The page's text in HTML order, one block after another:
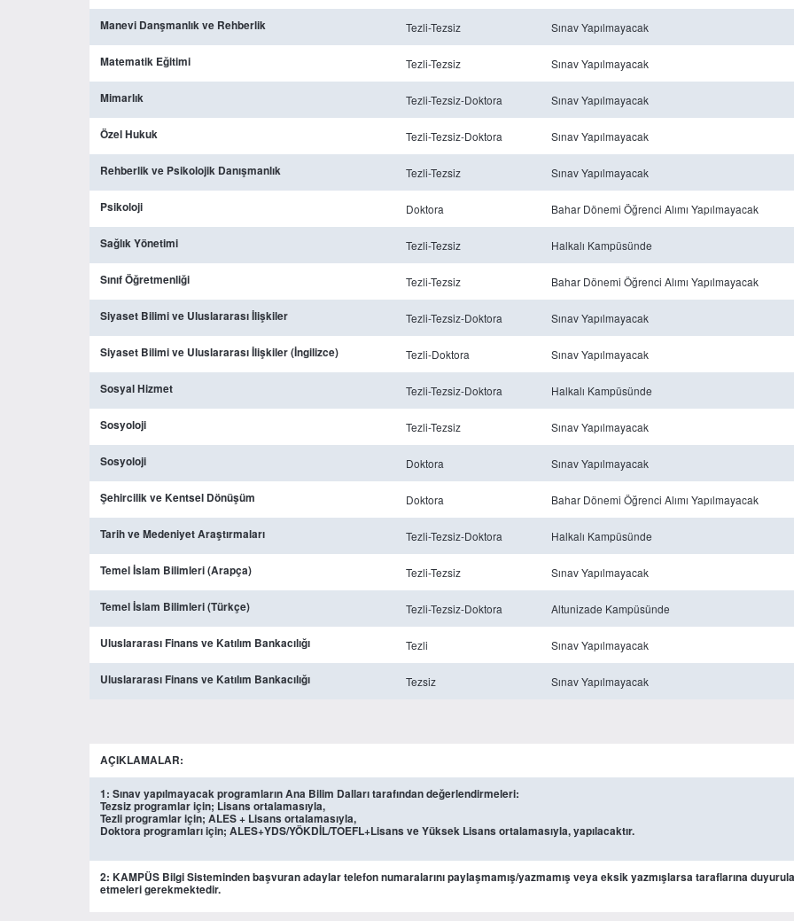
Manevi Danşmanlık ve Rehberlik Tezli-Tezsiz Sınav Yapılmayacak
Matematik Eğitimi Tezli-Tezsiz Sınav Yapılmayacak
Mimarlık Tezli-Tezsiz-Doktora Sınav Yapılmayacak
Özel Hukuk Tezli-Tezsiz-Doktora Sınav Yapılmayacak
Rehberlik ve Psikolojik Danışmanlık Tezli-Tezsiz Sınav Yapılmayacak
Psikoloji Doktora Bahar Dönemi Öğrenci Alımı Yapılmayacak
Sağlık Yönetimi Tezli-Tezsiz Halkalı Kampüsünde
Sınıf Öğretmenliği Tezli-Tezsiz Bahar Dönemi Öğrenci Alımı Yapılmayacak
Siyaset Bilimi ve Uluslararası İlişkiler Tezli-Tezsiz-Doktora Sınav Yapılmayacak
Siyaset Bilimi ve Uluslararası İlişkiler (İngilizce) Tezli-Doktora Sınav Yapılmayacak
Sosyal Hizmet Tezli-Tezsiz-Doktora Halkalı Kampüsünde
Sosyoloji Tezli-Tezsiz Sınav Yapılmayacak
Sosyoloji Doktora Sınav Yapılmayacak
Şehircilik ve Kentsel Dönüşüm Doktora Bahar Dönemi Öğrenci Alımı Yapılmayacak
Tarih ve Medeniyet Araştırmaları Tezli-Tezsiz-Doktora Halkalı Kampüsünde
Temel İslam Bilimleri (Arapça) Tezli-Tezsiz Sınav Yapılmayacak
Temel İslam Bilimleri (Türkçe) Tezli-Tezsiz-Doktora Altunizade Kampüsünde
Uluslararası Finans ve Katılım Bankacılığı Tezli Sınav Yapılmayacak
Uluslararası Finans ve Katılım Bankacılığı Tezsiz Sınav Yapılmayacak
AÇIKLAMALAR:
1: Sınav yapılmayacak programların Ana Bilim Dalları tarafından değerlendirmeleri:
Tezsiz programlar için; Lisans ortalamasıyla,
Tezli programlar için; ALES + Lisans ortalamasıyla,
Doktora programları için; ALES+YDS/YÖKDİL/TOEFL+Lisans ve Yüksek Lisans ortalamasıyla, yapılacaktır.
2: KAMPÜS Bilgi Sisteminden başvuran adaylar telefon numaralarını paylaşmamış/yazmamış veya eksik yazmışlarsa taraflarına
etmeleri gerekmektedir.